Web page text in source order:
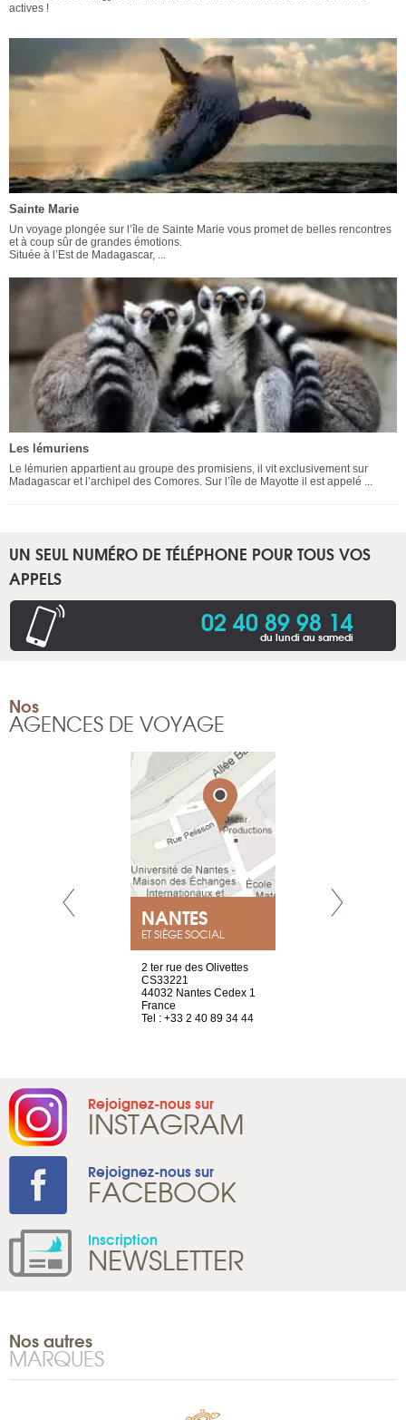
actives !
Sainte Marie
Un voyage plongée sur l’île de Sainte Marie vous promet de belles rencontres
et à coup sûr de grandes émotions.
Située à l’Est de Madagascar, ...
Les lémuriens
Le lémurien appartient au groupe des promisiens, il vit exclusivement sur
Madagascar et l’archipel des Comores. Sur l’île de Mayotte il est appelé ...
UN SEUL NUMÉRO DE TÉLÉPHONE POUR TOUS VOS
APPELS
02 40 89 98 14
du lundi au samedi
Nos
AGENCES DE VOYAGE
NANTES
ET SIÈGE SOCIAL
2 ter rue des Olivettes
CS33221
44032 Nantes Cedex 1
France
Tel : +33 2 40 89 34 44
Rejoignez-nous sur
INSTAGRAM
Rejoignez-nous sur
FACEBOOK
Inscription
NEWSLETTER
Nos autres
MARQUES